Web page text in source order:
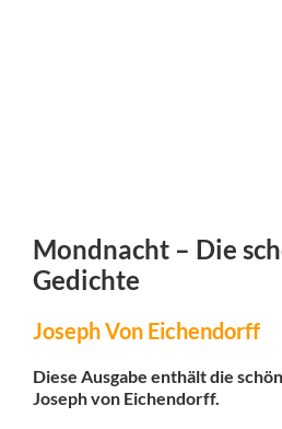
Mondnacht – Die
Gedichte
Joseph Von Eichendorff
Diese Ausgabe enthält die
Joseph von Eichendorff.